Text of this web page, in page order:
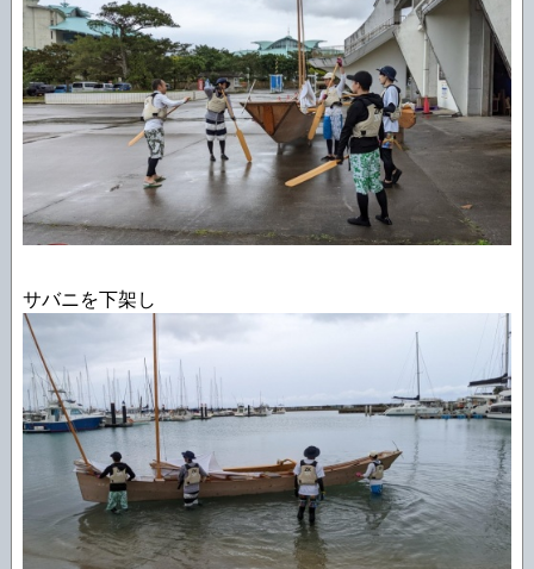
サバニを下架し